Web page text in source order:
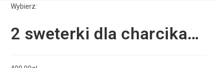
Wybierz:
2 sweterki dla charcika…